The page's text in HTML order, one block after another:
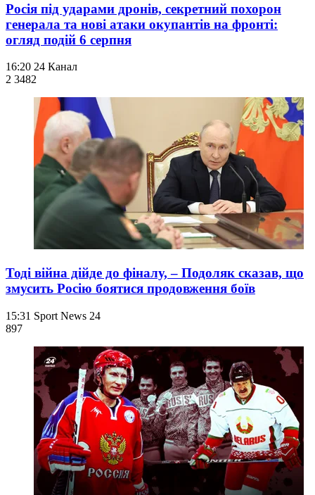
Росія під ударами дронів, секретний похорон
генерала та нові атаки окупантів на фронті:
огляд подій 6 серпня
16:20 24 Канал
2 3482
Тоді війна дійде до фіналу, – Подоляк сказав, що
змусить Росію боятися продовження боїв
15:31 Sport News 24
897